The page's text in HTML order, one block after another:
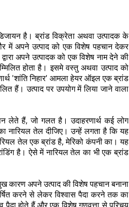
है। ब्रांड विक्रेता अथवा उत्पादक के
में अपने उत्पाद को एक विशेष पहचान देकर
अपने उत्पादक को एक विशेष नाम देने की
होता है। इसमे वस्तु अथवा उत्पाद को
'शांति निहार' आमला हेयर ऑइल एक ब्रांड
हैं। उत्पाद पर उपयोग में लिया जाने वाला
लेते हैं, जो गलत है। उदाहरणार्थ कई लोग
नारियल तेल दीजिए। उन्हें लगता है कि यह
तेल एक ब्रांड है, मेरिको कंपनी का। यह
है। ऐसे में नारियल तेल का भी एक ब्रांड
कारण अपने उत्पाद की विशेष पहचान बनाना
करने से लेकर विश्वास पैदा करने तक का